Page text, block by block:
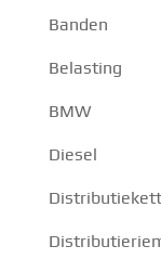
Banden
Belasting
BMW
Diesel